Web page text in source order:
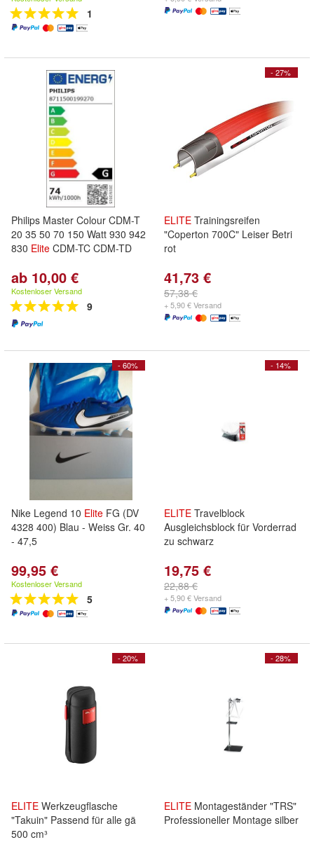
1
Philips Master Colour CDM-T
20 35 50 70 150 Watt 930 942
830 Elite CDM-TC CDM-TD
ab 10,00 €
Kostenloser Versand
9
- 27%
ELITE Trainingsreifen
"Coperton 700C" Leiser Betri
rot
41,73 €
57,38 €
+ 5,90 € Versand
- 60%
Nike Legend 10 Elite FG (DV
4328 400) Blau - Weiss Gr. 40
- 47,5
99,95 €
Kostenloser Versand
5
- 14%
ELITE Travelblock
Ausgleichsblock für Vorderrad
zu schwarz
19,75 €
22,88 €
+ 5,90 € Versand
- 20%
ELITE Werkzeugflasche
"Takuin" Passend für alle gä
500 cm³
- 28%
ELITE Montageständer "TRS"
Professioneller Montage silber